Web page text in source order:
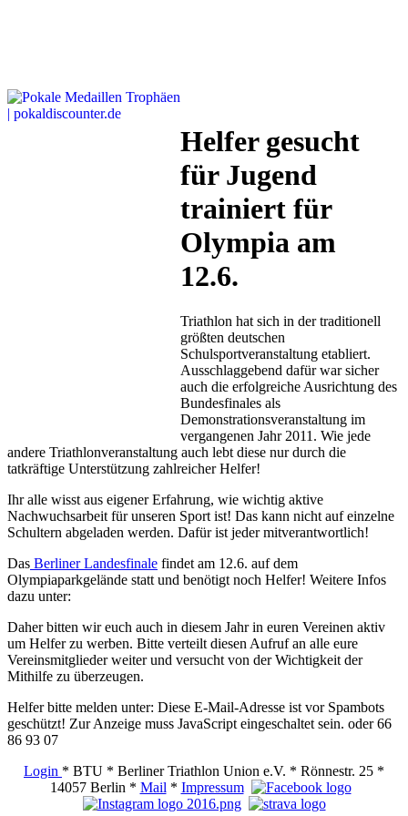
Helfer gesucht
für Jugend
trainiert für
Olympia am
12.6.
Triathlon hat sich in der traditionell
größten deutschen
Schulsportveranstaltung etabliert.
Ausschlaggebend dafür war sicher
auch die erfolgreiche Ausrichtung des
Bundesfinales als
Demonstrationsveranstaltung im
vergangenen Jahr 2011. Wie jede
andere Triathlonveranstaltung auch lebt diese nur durch die
tatkräftige Unterstützung zahlreicher Helfer!
Ihr alle wisst aus eigener Erfahrung, wie wichtig aktive
Nachwuchsarbeit für unseren Sport ist! Das kann nicht auf einzelne
Schultern abgeladen werden. Dafür ist jeder mitverantwortlich!
Das Berliner Landesfinale findet am 12.6. auf dem
Olympiaparkgelände statt und benötigt noch Helfer! Weitere Infos
dazu unter:
Daher bitten wir euch auch in diesem Jahr in euren Vereinen aktiv
um Helfer zu werben. Bitte verteilt diesen Aufruf an alle eure
Vereinsmitglieder weiter und versucht von der Wichtigkeit der
Mithilfe zu überzeugen.
Helfer bitte melden unter: Diese E-Mail-Adresse ist vor Spambots
geschützt! Zur Anzeige muss JavaScript eingeschaltet sein. oder 66
86 93 07
Login * BTU * Berliner Triathlon Union e.V. * Rönnestr. 25 *
14057 Berlin * Mail * Impressum